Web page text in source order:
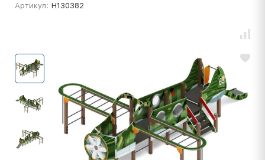
Артикул: Н130382